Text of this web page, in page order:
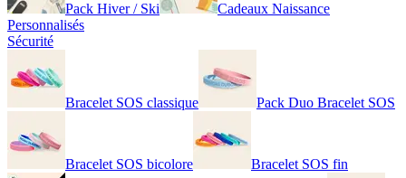
Pack Hiver / Ski
Cadeaux Naissance
Personnalisés
Sécurité
Bracelet SOS classique Pack Duo Bracelet SOS
Bracelet SOS bicolore Bracelet SOS fin